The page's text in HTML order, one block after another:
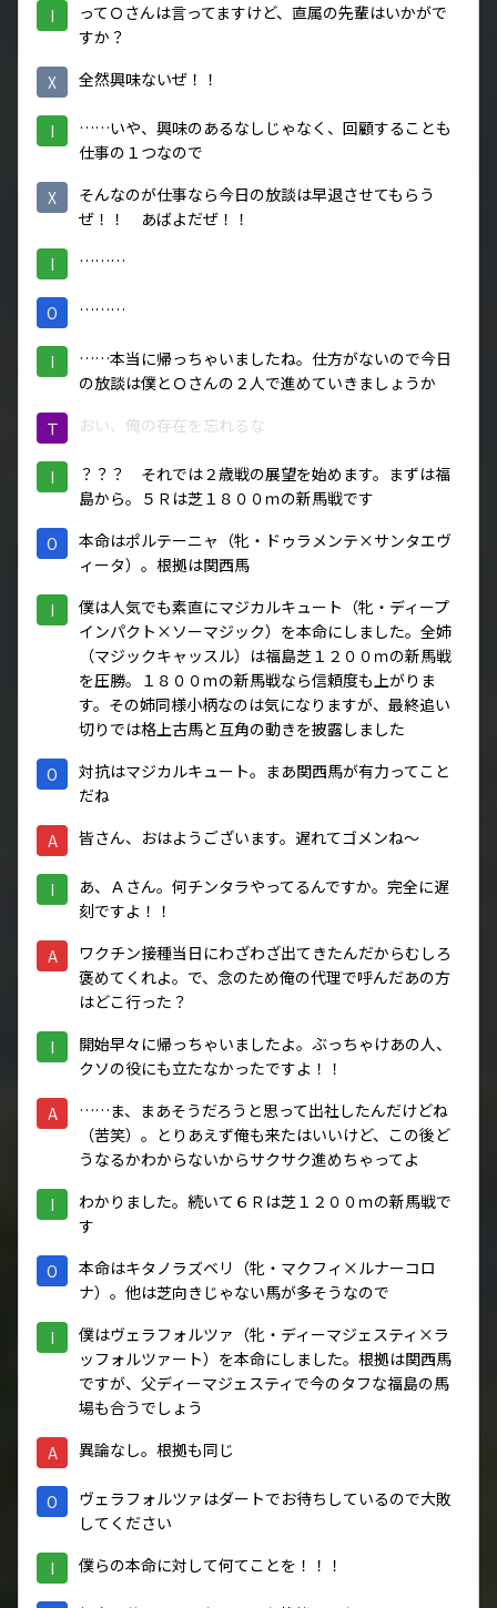
I
ってＯさんは言ってますけど、直属の先輩はいかがで
すか？
X 全然興味ないぜ！！
I
……いや、興味のあるなしじゃなく、回顧することも
仕事の１つなので
X
そんなのが仕事なら今日の放談は早退させてもらう
ぜ！！ あばよだぜ！！
I ………
O ………
I
……本当に帰っちゃいましたね。仕方がないので今日
の放談は僕とＯさんの２人で進めていきましょうか
Ｔ おい、俺の存在を忘れるな
I
？？？ それでは２歳戦の展望を始めます。まずは福
島から。５Ｒは芝１８００ｍの新馬戦です
O
本命はポルテーニャ（牝・ドゥラメンテ×サンタエヴ
ィータ）。根拠は関西馬
I
僕は人気でも素直にマジカルキュート（牝・ディープ
インパクト×ソーマジック）を本命にしました。全姉
（マジックキャッスル）は福島芝１２００ｍの新馬戦
を圧勝。１８００ｍの新馬戦なら信頼度も上がりま
す。その姉同様小柄なのは気になりますが、最終追い
切りでは格上古馬と互角の動きを披露しました
O
対抗はマジカルキュート。まあ関西馬が有力ってこと
だね
A 皆さん、おはようございます。遅れてゴメンね～
I
あ、Ａさん。何チンタラやってるんですか。完全に遅
刻ですよ！！
A
ワクチン接種当日にわざわざ出てきたんだからむしろ
褒めてくれよ。で、念のため俺の代理で呼んだあの方
はどこ行った？
I
開始早々に帰っちゃいましたよ。ぶっちゃけあの人、
クソの役にも立たなかったですよ！！
A
……ま、まあそうだろうと思って出社したんだけどね
（苦笑）。とりあえず俺も来たはいいけど、この後ど
うなるかわからないからサクサク進めちゃってよ
I
わかりました。続いて６Ｒは芝１２００ｍの新馬戦で
す
O
本命はキタノラズベリ（牝・マクフィ×ルナーコロ
ナ）。他は芝向きじゃない馬が多そうなので
I
僕はヴェラフォルツァ（牝・ディーマジェスティ×ラ
ッフォルツァート）を本命にしました。根拠は関西馬
ですが、父ディーマジェスティで今のタフな福島の馬
場も合うでしょう
A 異論なし。根拠も同じ
O
ヴェラフォルツァはダートでお待ちしているので大敗
してください
I 僕らの本命に対して何てことを！！！